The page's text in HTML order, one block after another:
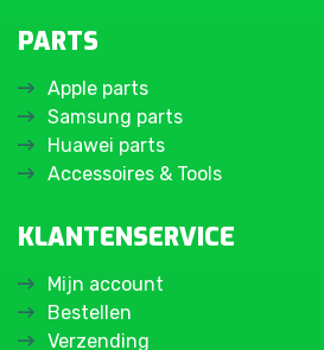
PARTS
Apple parts
Samsung parts
Huawei parts
Accessoires & Tools
KLANTENSERVICE
Mijn account
Bestellen
Verzending